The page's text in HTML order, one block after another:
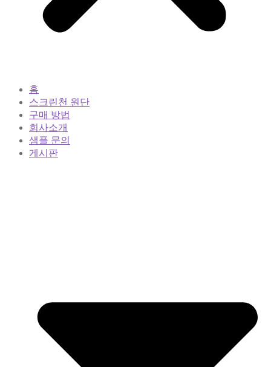
홈
스크린천 원단
구매 방법
회사소개
샘플 문의
게시판